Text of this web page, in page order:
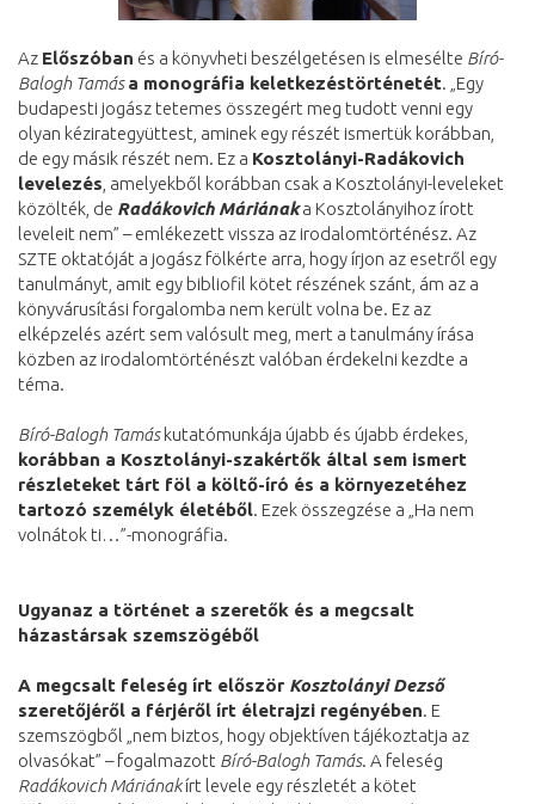
Az Előszóban és a könyvheti beszélgetésen is elmesélte Bíró-
Balogh Tamás a monográfia keletkezéstörténetét. „Egy
budapesti jogász tetemes összegért meg tudott venni egy
olyan kézirategyüttest, aminek egy részét ismertük korábban,
de egy másik részét nem. Ez a Kosztolányi-Radákovich
levelezés, amelyekből korábban csak a Kosztolányi-leveleket
közölték, de Radákovich Máriánaka Kosztolányihoz írott
leveleit nem” – emlékezett vissza az irodalomtörténész. Az
SZTE oktatóját a jogász fölkérte arra, hogy írjon az esetről egy
tanulmányt, amit egy bibliofil kötet részének szánt, ám az a
könyvárusítási forgalomba nem került volna be. Ez az
elképzelés azért sem valósult meg, mert a tanulmány írása
közben az irodalomtörténészt valóban érdekelni kezdte a
téma.
Bíró-Balogh Tamáskutatómunkája újabb és újabb érdekes,
korábban a Kosztolányi-szakértők által sem ismert
részleteket tárt föl a költő-író és a környezetéhez
tartozó személyk életéből. Ezek összegzése a „Ha nem
volnátok ti…”-monográfia.
Ugyanaz a történet a szeretők és a megcsalt
házastársak szemszögéből
A megcsalt feleség írt először Kosztolányi Dezső
szeretőjéről a férjéről írt életrajzi regényében. E
szemszögből „nem biztos, hogy objektíven tájékoztatja az
olvasókat” – fogalmazott Bíró-Balogh Tamás. A feleség
Radákovich Máriánakírt levele egy részletét a kötet